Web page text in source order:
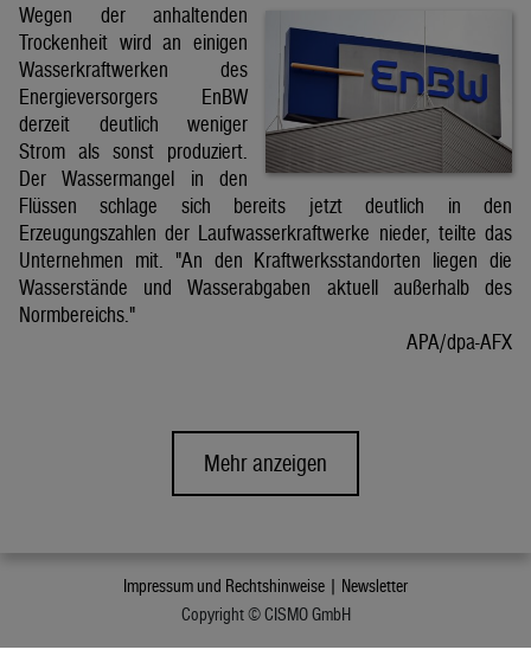
Wegen der anhaltenden
Trockenheit wird an einigen
Wasserkraftwerken des
Energieversorgers EnBW
derzeit deutlich weniger
Strom als sonst produziert.
Der Wassermangel in den
Flüssen schlage sich bereits jetzt deutlich in den
Erzeugungszahlen der Laufwasserkraftwerke nieder, teilte das
Unternehmen mit. "An den Kraftwerksstandorten liegen die
Wasserstände und Wasserabgaben aktuell außerhalb des
Normbereichs."
APA/dpa-AFX
Mehr anzeigen
Impressum und Rechtshinweise | Newsletter
Copyright © CISMO GmbH